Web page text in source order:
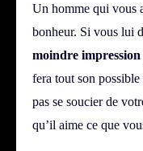
Un homme qui vous
bonheur. Si vous lui
moindre impression
fera tout son
pas se soucier de
qu’il aime ce que